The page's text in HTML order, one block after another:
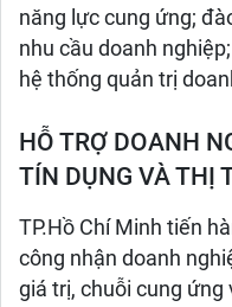
năng lực cung ứng;
nhu cầu doanh
hệ thống quản trị
HỖ TRỢ DOANH
TÍN DỤNG VÀ THỊ
TP.Hồ Chí Minh tiến
công nhận doanh
giá trị, chuỗi cung ứng